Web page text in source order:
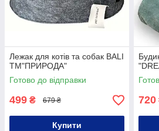
Лежак для котів та собак BALI
ТМ"ПРИРОДА"
Готово до відправки
499 ₴ 679 ₴
Купити
720